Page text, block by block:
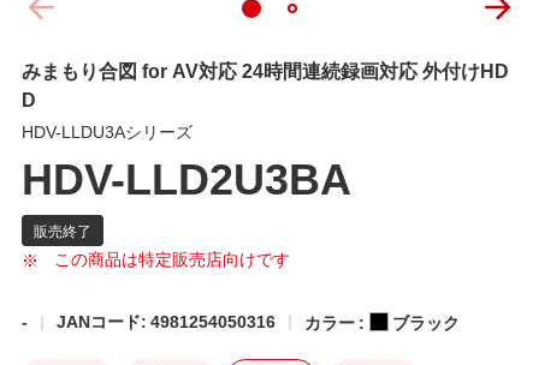
みまもり合図 for AV対応 24時間連続録画対応 外付けHD
D
HDV-LLDU3Aシリーズ
HDV-LLD2U3BA
この商品は特定販売店向けです
- JANコード: 4981254050316 カラー : ブラック